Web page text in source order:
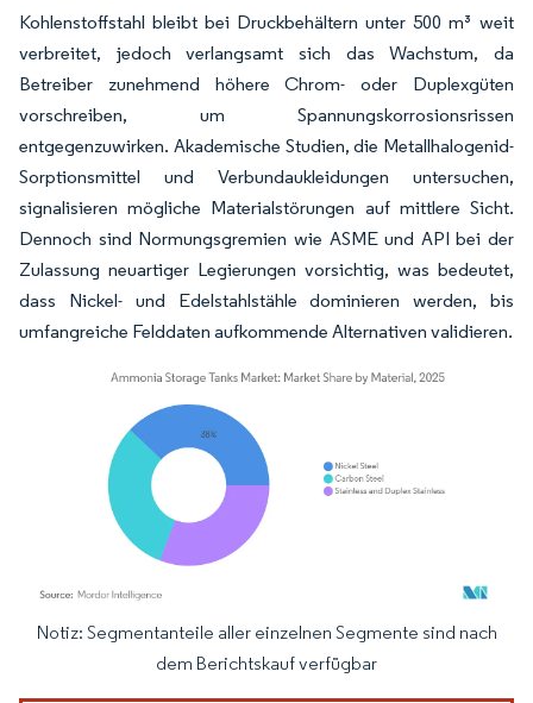
Kohlenstoffstahl bleibt bei Druckbehältern unter 500 m³ weit
verbreitet, jedoch verlangsamt sich das Wachstum, da
Betreiber zunehmend höhere Chrom- oder Duplexgüten
vorschreiben, um Spannungskorrosionsrissen
entgegenzuwirken. Akademische Studien, die Metallhalogenid-
Sorptionsmittel und Verbundaukleidungen untersuchen,
signalisieren mögliche Materialstörungen auf mittlere Sicht.
Dennoch sind Normungsgremien wie ASME und API bei der
Zulassung neuartiger Legierungen vorsichtig, was bedeutet,
dass Nickel- und Edelstahlstähle dominieren werden, bis
umfangreiche Felddaten aufkommende Alternativen validieren.
Bild © Mordor Intelligence. Wiederverwendung erfordert Namensnennung
Notiz: Segmentanteile aller einzelnen Segmente sind nach
dem Berichtskauf verfügbar